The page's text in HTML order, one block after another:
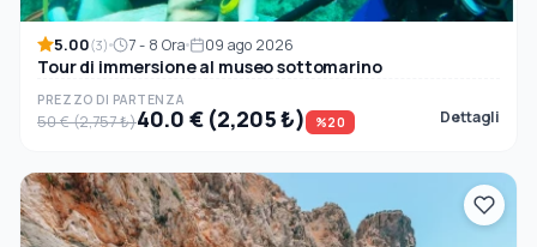
5.00(3) 7 - 8 Ora 09 ago 2026
Tour di immersione al museo sottomarino
PREZZO DI PARTENZA
50 € (2,757 ₺)40.0 € (2,205 ₺) %20 Dettagli